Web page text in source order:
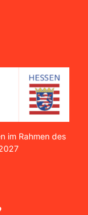
im Rahmen des